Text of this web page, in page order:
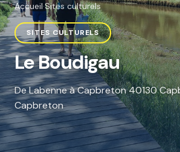
Accueil·Sites culturels
SITES CULTURELS
Le Boudigau
De Labenne à Capbreton 40130
Capbreton